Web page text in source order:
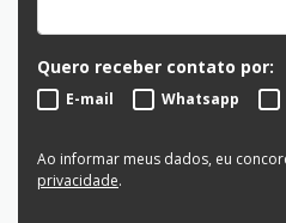
Quero receber contato por:
E-mail Whatsapp
Ao informar meus dados, eu
privacidade.